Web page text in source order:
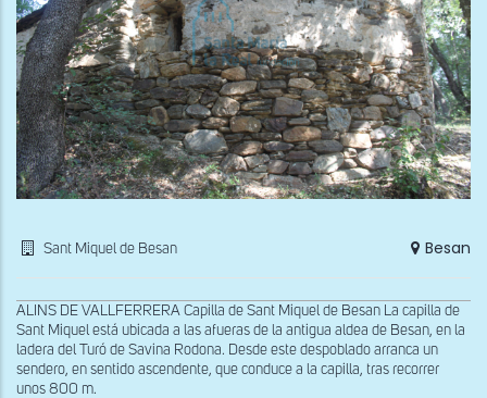
Sant Miquel de Besan Besan
ALINS DE VALLFERRERA Capilla de Sant Miquel de Besan La capilla de
Sant Miquel está ubicada a las afueras de la antigua aldea de Besan, en la
ladera del Turó de Savina Rodona. Desde este despoblado arranca un
sendero, en sentido ascendente, que conduce a la capilla, tras recorrer
unos 800 m.